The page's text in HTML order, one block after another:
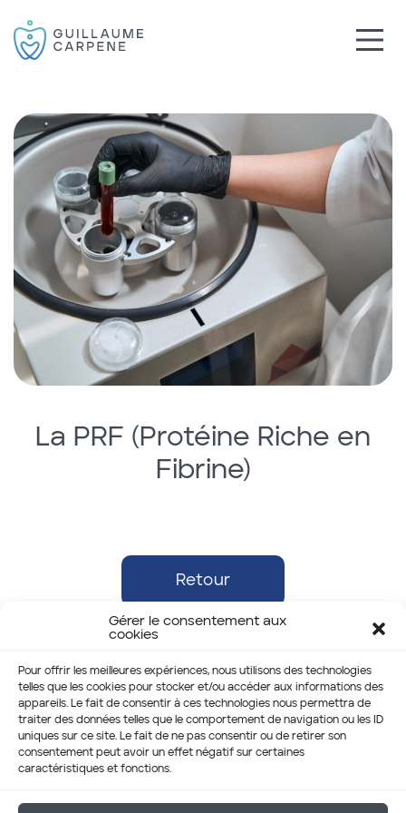
Gérer le consentement aux
cookies
Pour offrir les meilleures expériences, nous utilisons des technologies
telles que les cookies pour stocker et/ou accéder aux informations des
appareils. Le fait de consentir à ces technologies nous permettra de
traiter des données telles que le comportement de navigation ou les ID
uniques sur ce site. Le fait de ne pas consentir ou de retirer son
consentement peut avoir un effet négatif sur certaines
caractéristiques et fonctions.
La PRF (Protéine Riche en
Fibrine)
Retour